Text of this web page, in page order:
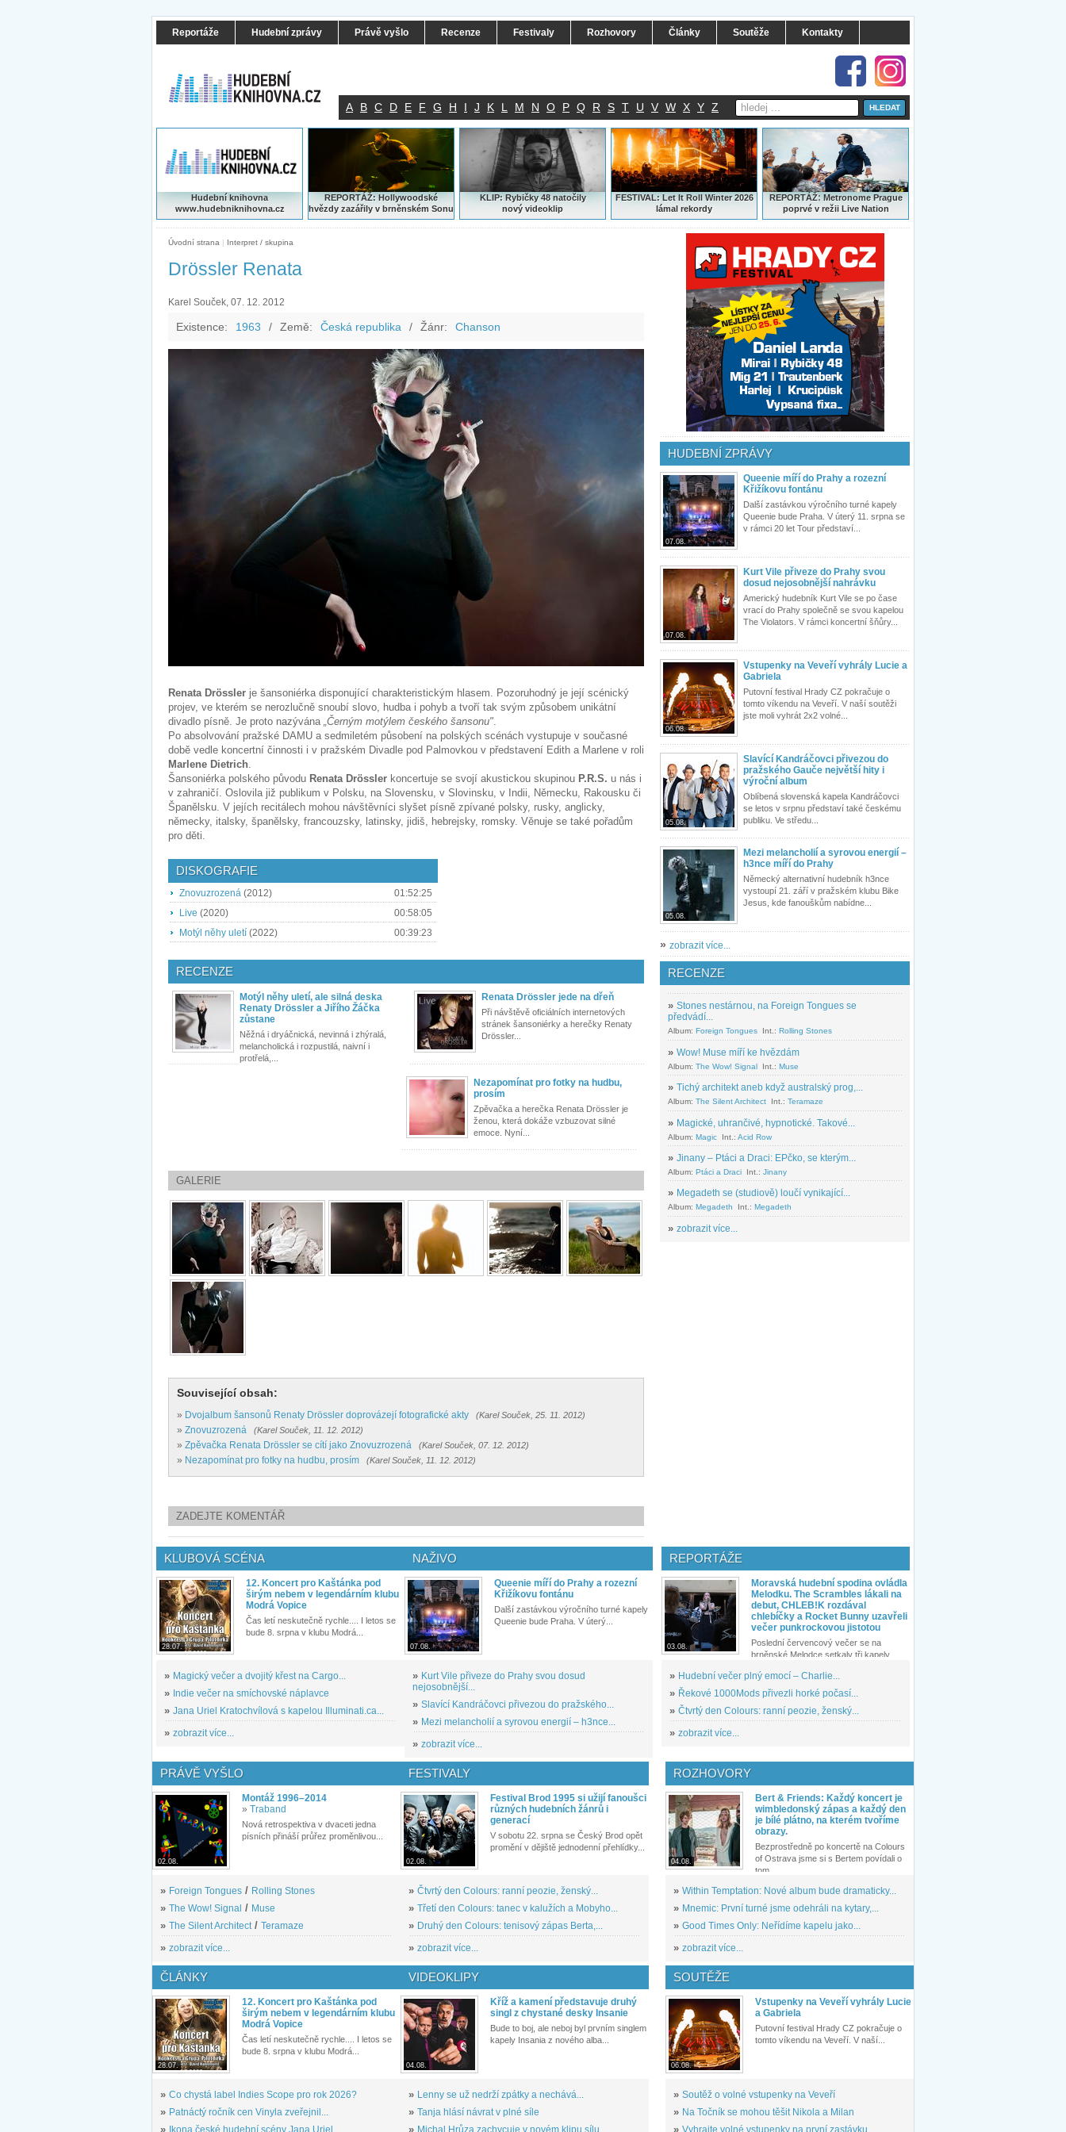
Reportáže Hudební zprávy Právě vyšlo Recenze Festivaly Rozhovory Články Soutěže Kontakty
A B C D E F G H I J K L M N O P Q R S T U V W X Y Z
Hudební knihovna
www.hudebniknihovna.cz
REPORTÁŽ: Hollywoodské
hvězdy zazářily v brněnském Sonu
KLIP: Rybičky 48 natočily
nový videoklip
FESTIVAL: Let It Roll Winter 2026
lámal rekordy
REPORTÁŽ:Metronome Prague
poprvé v režii Live Nation
Úvodní strana | Interpret / skupina
Drössler Renata
Karel Souček, 07. 12. 2012
Existence: 1963 / Země: Česká republika / Žánr: Chanson
Renata Drössler je šansoniérka disponující charakteristickým hlasem. Pozoruhodný je její scénický
projev, ve kterém se nerozlučně snoubí slovo, hudba i pohyb a tvoří tak svým způsobem unikátní
divadlo písně. Je proto nazývána „Černým motýlem českého šansonu".
Po absolvování pražské DAMU a sedmiletém působení na polských scénách vystupuje v současné
době vedle koncertní činnosti i v pražském Divadle pod Palmovkou v představení Edith a Marlene v roli
Marlene Dietrich.
Šansoniérka polského původu Renata Drössler koncertuje se svojí akustickou skupinou P.R.S. u nás i
v zahraničí. Oslovila již publikum v Polsku, na Slovensku, v Slovinsku, v Indii, Německu, Rakousku či
Španělsku. V jejích recitálech mohou návštěvníci slyšet písně zpívané polsky, rusky, anglicky,
německy, italsky, španělsky, francouzsky, latinsky, jidiš, hebrejsky, romsky. Věnuje se také pořadům
pro děti.
DISKOGRAFIE
Znovuzrozená (2012)
01:52:25
Live (2020)
00:58:05
Motýl něhy uletí (2022) 00:39:23
RECENZE
Motýl něhy uletí, ale silná deska
Renaty Drössler a Jiřího Žáčka
zůstane
Něžná i dryáčnická, nevinná i zhýralá,
melancholická i rozpustilá, naivní i
protřelá,...
Renata Drössler jede na dřeň
Při návštěvě oficiálních internetových
stránek šansoniérky a herečky Renaty
Drössler...
Nezapomínat pro fotky na hudbu,
prosím
Zpěvačka a herečka Renata Drössler je
ženou, která dokáže vzbuzovat silné
emoce. Nyní...
GALERIE
Související obsah:
» Dvojalbum šansonů Renaty Drössler doprovázejí fotografické akty (Karel Souček, 25. 11. 2012)
» Znovuzrozená (Karel Souček, 11. 12. 2012)
» Zpěvačka Renata Drössler se cítí jako Znovuzrozená (Karel Souček, 07. 12. 2012)
» Nezapomínat pro fotky na hudbu, prosím (Karel Souček, 11. 12. 2012)
ZADEJTE KOMENTÁŘ
HUDEBNÍ ZPRÁVY
07.08.
Queenie míří do Prahy a rozezní
Křižíkovu fontánu
Další zastávkou výročního turné kapely
Queenie bude Praha. V úterý 11. srpna se
v rámci 20 let Tour představí...
07.08.
Kurt Vile přiveze do Prahy svou
dosud nejosobnější nahrávku
Americký hudebník Kurt Vile se po čase
vrací do Prahy společně se svou kapelou
The Violators. V rámci koncertní šňůry...
06.08.
Vstupenky na Veveří vyhrály Lucie a
Gabriela
Putovní festival Hrady CZ pokračuje o
tomto víkendu na Veveří. V naší soutěži
jste moli vyhrát 2x2 volné...
05.08.
Slavící Kandráčovci přivezou do
pražského Gauče největší hity i
výroční album
Oblíbená slovenská kapela Kandráčovci
se letos v srpnu představí také českému
publiku. Ve středu...
05.08.
Mezi melancholií a syrovou energií –
h3nce míří do Prahy
Německý alternativní hudebník h3nce
vystoupí 21. září v pražském klubu Bike
Jesus, kde fanouškům nabídne...
» zobrazit více...
RECENZE
» Stones nestárnou, na Foreign Tongues se
předvádí...
Album: Foreign Tongues Int.: Rolling Stones
» Wow! Muse míří ke hvězdám
Album: The Wow! Signal Int.: Muse
» Tichý architekt aneb když australský prog,...
Album: The Silent Architect Int.: Teramaze
» Magické, uhrančivé, hypnotické. Takové...
Album: Magic Int.: Acid Row
» Jinany – Ptáci a Draci: EPčko, se kterým...
Album: Ptáci a Draci Int.: Jinany
» Megadeth se (studiově) loučí vynikající...
Album: Megadeth Int.: Megadeth
» zobrazit více...
KLUBOVÁ SCÉNA
28.07.
12. Koncert pro Kaštánka pod
širým nebem v legendárním klubu
Modrá Vopice
Čas letí neskutečně rychle.... I letos se
bude 8. srpna v klubu Modrá...
» Magický večer a dvojitý křest na Cargo...
» Indie večer na smíchovské náplavce
» Jana Uriel Kratochvílová s kapelou Illuminati.ca...
» zobrazit více...
NAŽIVO
07.08.
Queenie míří do Prahy a rozezní
Křižíkovu fontánu
Další zastávkou výročního turné kapely
Queenie bude Praha. V úterý...
» Kurt Vile přiveze do Prahy svou dosud
nejosobnější...
» Slavící Kandráčovci přivezou do pražského...
» Mezi melancholií a syrovou energií – h3nce...
» zobrazit více...
REPORTÁŽE
03.08.
Moravská hudební spodina ovládla
Melodku. The Scrambles lákali na
debut, CHLEB!K rozdával
chlebíčky a Rocket Bunny uzavřeli
večer punkrockovou jistotou
Poslední červencový večer se na
brněnské Melodce setkaly tři kapely...
» Hudební večer plný emocí – Charlie...
» Řekové 1000Mods přivezli horké počasí...
» Čtvrtý den Colours: ranní peozie, ženský...
» zobrazit více...
PRÁVĚ VYŠLO
02.08.
Montáž 1996–2014
» Traband
Nová retrospektiva v dvaceti jedna
písních přináší průřez proměnlivou...
» Foreign Tongues / Rolling Stones
» The Wow! Signal / Muse
» The Silent Architect/ Teramaze
» zobrazit více...
FESTIVALY
02.08.
Festival Brod 1995 si užijí fanoušci
různých hudebních žánrů i
generací
V sobotu 22. srpna se Český Brod opět
promění v dějiště jednodenní přehlídky...
» Čtvrtý den Colours: ranní peozie, ženský...
» Třetí den Colours: tanec v kalužích a Mobyho...
» Druhý den Colours: tenisový zápas Berta,...
» zobrazit více...
ROZHOVORY
04.08.
Bert & Friends: Každý koncert je
wimbledonský zápas a každý den
je bílé plátno, na kterém tvoříme
obrazy.
Bezprostředně po koncertě na Colours
of Ostrava jsme si s Bertem povídali o
tom,...
» Within Temptation: Nové album bude dramaticky...
» Mnemic: První turné jsme odehráli na kytary,...
» Good Times Only: Neřídíme kapelu jako...
» zobrazit více...
ČLÁNKY
28.07.
12. Koncert pro Kaštánka pod
širým nebem v legendárním klubu
Modrá Vopice
Čas letí neskutečně rychle.... I letos se
bude 8. srpna v klubu Modrá...
» Co chystá label Indies Scope pro rok 2026?
» Patnáctý ročník cen Vinyla zveřejnil...
VIDEOKLIPY
04.08.
Kříž a kamení představuje druhý
singl z chystané desky Insanie
Bude to boj, ale neboj byl prvním singlem
kapely Insania z nového alba...
» Lenny se už nedrží zpátky a nechává...
» Tanja hlásí návrat v plné síle
SOUTĚŽE
06.08.
Vstupenky na Veveří vyhrály Lucie
a Gabriela
Putovní festival Hrady CZ pokračuje o
tomto víkendu na Veveří. V naší...
» Soutěž o volné vstupenky na Veveří
» Na Točník se mohou těšit Nikola a Milan